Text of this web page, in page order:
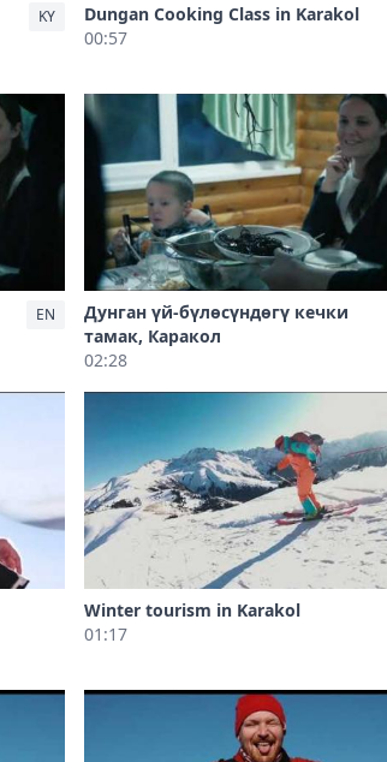
KY
Dungan Cooking Class in Karakol
00:57
EN
Дунган үй-бүлөсүндөгү кечки
тамак, Каракол
02:28
Winter tourism in Karakol
01:17